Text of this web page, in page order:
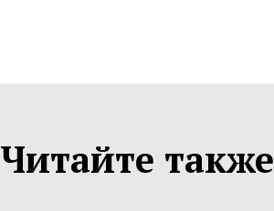
Читайте также